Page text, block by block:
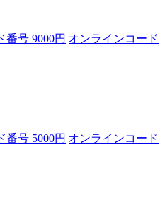
号 9000円|オンラインコード
号 5000円|オンラインコード